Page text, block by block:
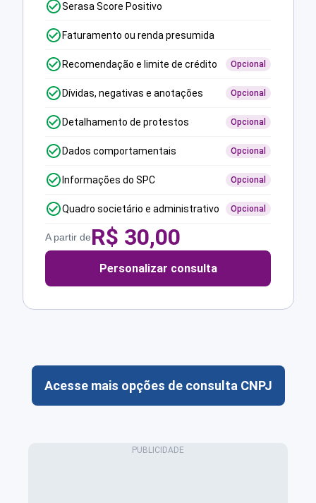
Serasa Score Positivo
Faturamento ou renda presumida
Recomendação e limite de crédito Opcional
Dívidas, negativas e anotações Opcional
Detalhamento de protestos Opcional
Dados comportamentais Opcional
Informações do SPC Opcional
Quadro societário e administrativo Opcional
A partir deR$ 30,00
Personalizar consulta
Acesse mais opções de consulta CNPJ